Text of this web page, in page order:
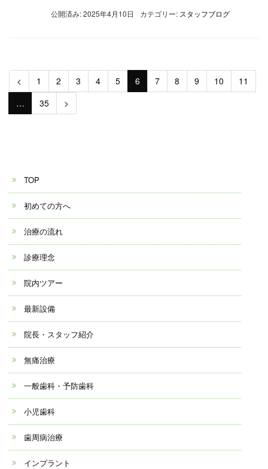
公開済み: 2025年4月10日 カテゴリー: スタッフブログ
< 1 2 3 4 5 6 7 8 9 10
11
…
35 >
TOP
初めての方へ
治療の流れ
診療理念
院内ツアー
最新設備
院長・スタッフ紹介
無痛治療
一般歯科・予防歯科
小児歯科
歯周病治療
インプラント